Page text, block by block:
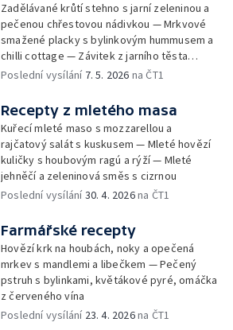
Zadělávané krůtí stehno s jarní zeleninou a
pečenou chřestovou nádivkou — Mrkvové
smažené placky s bylinkovým hummusem a
chilli cottage — Závitek z jarního těsta
plněný lososem, fenykl s kokosovým
Poslední vysílání 7. 5. 2026 na ČT1
Recepty z mletého masa
Kuřecí mleté maso s mozzarellou a
rajčatový salát s kuskusem — Mleté hovězí
kuličky s houbovým ragú a rýží — Mleté
jehněčí a zeleninová směs s cizrnou
Poslední vysílání30. 4. 2026na ČT1
Farmářské recepty
Hovězí krk na houbách, noky a opečená
mrkev s mandlemi a libečkem — Pečený
pstruh s bylinkami, květákové pyré, omáčka
z červeného vína
Poslední vysílání 23. 4. 2026na ČT1